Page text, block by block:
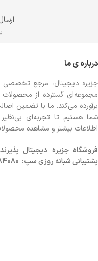
درباره ی ما
جزیره دیجیتال، مرجع تخصصی
مجموعه‌ای گسترده از محصولات
برآورده می‌کند. ما با تضمین
شما هستیم تا تجربه‌ای بی‌نظیر
اطلاعات بیشتر و مشاهده
فروشگاهجزیره دیجیتال
پشتیبانی شبانه روزی سپ: 84080-021